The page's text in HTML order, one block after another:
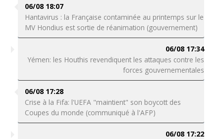
06/08 18:07
Hantavirus : la Française contaminée au printemps sur le
MV Hondius est sortie de réanimation (gouvernement)
06/08 17:34
Yémen: les Houthis revendiquent les attaques contre les
forces gouvernementales
06/08 17:28
Crise à la Fifa: l'UEFA "maintient" son boycott des
Coupes du monde (communiqué à l'AFP)
06/08 17:22